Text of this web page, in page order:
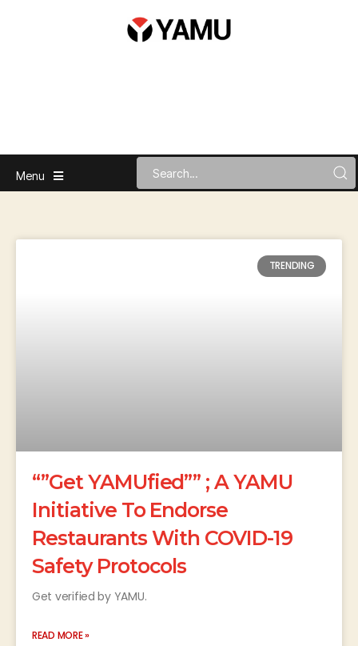
Menu
TRENDING
“”Get YAMUfied”” ; A YAMU
Initiative To Endorse
Restaurants With COVID-19
Safety Protocols
Get verified by YAMU.
READ MORE »